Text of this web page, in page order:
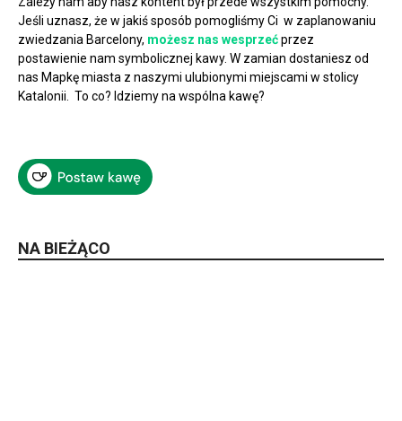
Jeśli uznasz, że w jakiś sposób pomogliśmy Ci w zaplanowaniu
zwiedzania Barcelony, możesz nas wesprzećprzez
postawienie nam symbolicznej kawy. W zamian dostaniesz od
nas Mapkę miasta z naszymi ulubionymi miejscami w stolicy
Katalonii. To co? Idziemy na wspólna kawę?
NA BIEŻĄCO